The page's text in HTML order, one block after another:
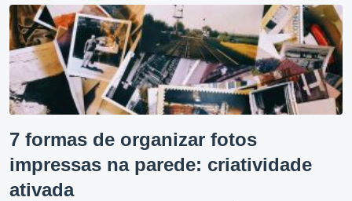
7 formas de organizar fotos
impressas na parede: criatividade
ativada